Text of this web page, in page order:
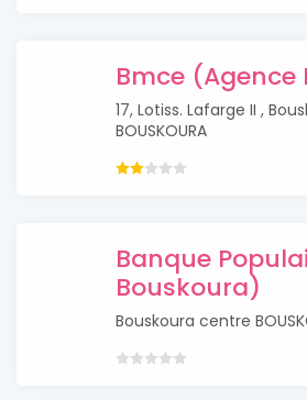
Bmce
17, Lotiss. Lafarge II ,
BOUSKOURA
Banque
Bouskoura)
Bouskoura centre